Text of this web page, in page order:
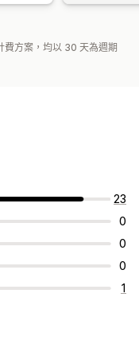
費方案，均以 30 天為週期
23
0
0
0
1